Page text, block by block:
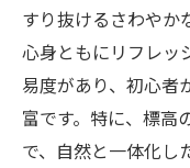
すり抜けるさわやか
心身ともにリフレッ
易度があり、初心者
富です。特に、標高
で、自然と一体化し